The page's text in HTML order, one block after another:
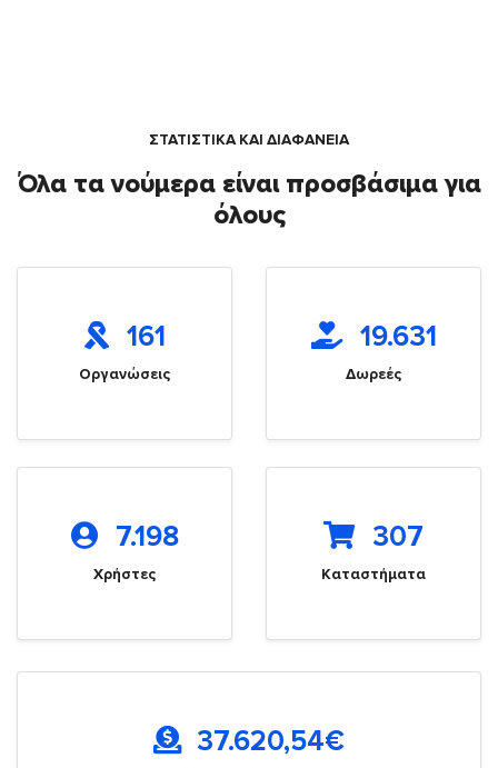
ΣΤΑΤΙΣΤΙΚΑ ΚΑΙ ΔΙΑΦΑΝΕΙΑ
Όλα τα νούμερα είναι προσβάσιμα για
όλους
161
Οργανώσεις
19.631
Δωρεές
7.198
Χρήστες
307
Καταστήματα
37.620,54€